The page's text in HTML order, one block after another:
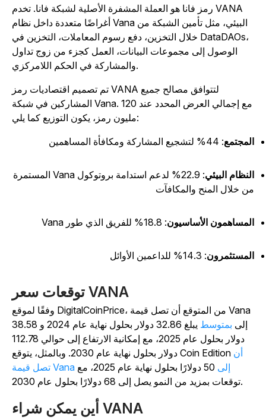
رمز فانا هو العملة المشفرة الأصلية لشبكة فانا. تخدم VANA
أغراضًا متعددة داخل نظام Vana البيئي، مثل تأمين الشبكة من
خلال التخزين، دفع رسوم المعاملات، التخزين في DataDAOs،
الوصول إلى مجموعات البيانات، العمل كجزء من زوج تداول
تم تصميم اقتصاديات رمز VANA لتتوافق مصالح جميع
المشاركين في شبكة Vana. مع إجمالي العرض المحدد عند 120
: 44% لتشجيع المشاركة ومكافأة المساهمين
البيئي
: 22.9% لدعم استدامة بروتوكول Vana المستمرة
خلال المنح والمكافآت
الأساسيون: 18.8% للفريق الذي طور Vana
: 14.3% للداعمين الأوائل
توقعات سعر VANA
وفقًا لموقع DigitalCoinPrice، من المتوقع أن تصل قيمة Vana
إلىبمتوسط
يبلغ 32.86 دولار بحلول نهاية عام 2024 و 38.58
دولار بحلول عام 2025، مع إمكانية الارتفاع إلى حوالي 112.78
دولار بحلول نهاية عام 2030. وبالمثل، يتوقع Coin Edition
50 دولارًا بحلول نهاية عام 2025، مع
أين يمكن شراء VANA